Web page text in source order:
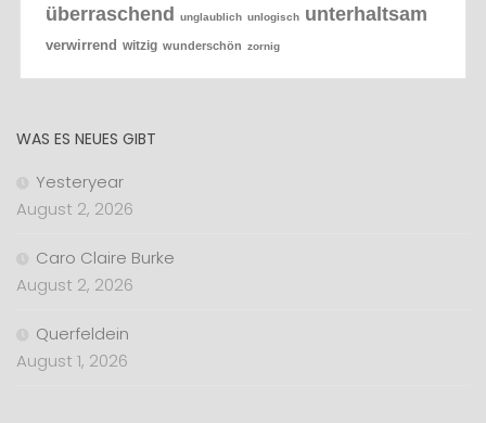
überraschend unglaublich unlogisch unterhaltsam
verwirrend witzig wunderschön zornig
WAS ES NEUES GIBT
Yesteryear
August 2, 2026
Caro Claire Burke
August 2, 2026
Querfeldein
August 1, 2026